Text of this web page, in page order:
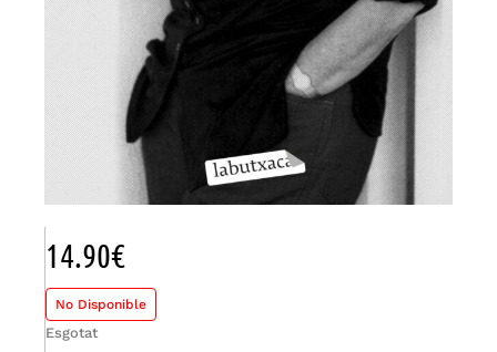
14.90€
No Disponible
Esgotat